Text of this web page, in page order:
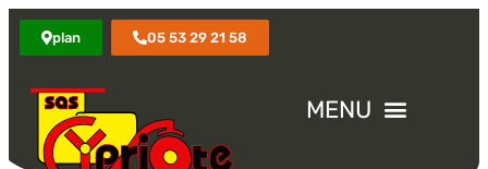
plan 05 53 29 21 58